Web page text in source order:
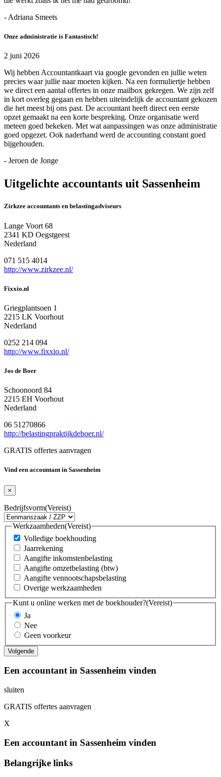
- Adriana Smeets
Onze administratie is Fantastisch!
2 juni 2026
Wij hebben Accountantkaart via google gevonden en jullie weten
precies waar jullie naar moeten kijken. Na een formuliertje hebben
we direct een aantal offertes in onze mailbox gekregen. We zijn zelf
in kort overleg gegaan en hebben uiteindelijk de accountant gekozen
die het meest bij ons past. De accountant heeft direct een eerste
opzet gemaakt na een korte bespreking. Onze organisatie werd
meteen goed bekeken. Met wat aanpassingen was onze administratie
goed opgezet. Ook naderhand werd de accounting constant goed
bijgehouden.
- Jeroen de Jonge
Uitgelichte accountants uit Sassenheim
Zirkzee accountants en belastingadviseurs
Lange Voort 68
2341 KD Oegstgeest
Nederland
071 515 4014
http://www.zirkzee.nl/
Fixxio.nl
Griegplantsoen 1
2215 LK Voorhout
Nederland
0252 214 094
http://www.fixxio.nl/
Jos de Boer
Schoonoord 84
2215 EH Voorhout
Nederland
06 51270866
http://belastingpraktijkdeboer.nl/
GRATIS offertes aanvragen
Vind een accountant in Sassenheim
×
Bedrijfsvorm(Vereist)
Werkzaamheden(Vereist)
Volledige boekhouding
Jaarrekening
Aangifte inkomstenbelasting
Aangifte omzetbelasting (btw)
Aangifte vennootschapsbelasting
Overige werkzaamheden
Kunt u online werken met de boekhouder?(Vereist)
Ja
Nee
Geen voorkeur
Een accountant in Sassenheim vinden
sluiten
GRATIS offertes aanvragen
X
Een accountant in Sassenheim vinden
Belangrijke links